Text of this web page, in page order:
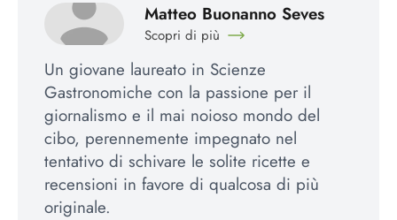
Matteo Buonanno Seves
Scopri di più
Un giovane laureato in Scienze
Gastronomiche con la passione per il
giornalismo e il mai noioso mondo del
cibo, perennemente impegnato nel
tentativo di schivare le solite ricette e
recensioni in favore di qualcosa di più
originale.